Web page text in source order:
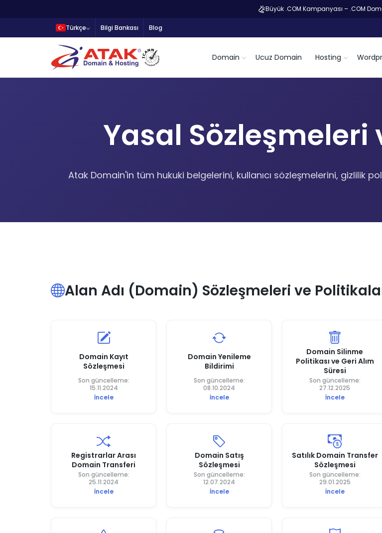
Büyük .COM Kampanyası – .COM
Türkçe Bilgi Bankası Blog
Domain Ucuz Domain Hosting
Yasal Sözleşmeleri
Atak Domain'in tüm hukuki belgelerini, kullanıcı sözleşmelerini, gizlilik
Alan Adı (Domain) Sözleşmeleri ve
Domain Kayıt
Sözleşmesi
Son güncelleme:
15.11.2024
İncele
Domain Yenileme
Bildirimi
Son güncelleme:
08.10.2024
İncele
Domain Silinme
Politikası ve Geri Alım
Süresi
Son güncelleme:
27.12.2025
İncele
Registrarlar Arası
Domain Transferi
Son güncelleme:
25.11.2024
İncele
Domain Satış
Sözleşmesi
Son güncelleme:
12.07.2024
İncele
Satılık Domain Transfer
Sözleşmesi
Son güncelleme:
29.01.2025
İncele